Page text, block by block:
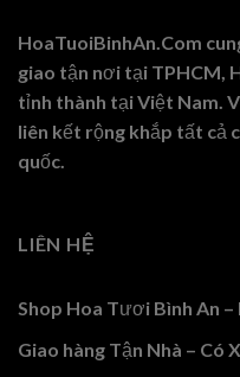
HoaTuoiBinhAn.Com
giao tận nơi tại TPHCM,
tỉnh thành tại Việt Nam.
liên kết rộng khắp tất cả
quốc.
LIÊN HỆ
Shop Hoa Tươi Bình An –
Giao hàng Tận Nhà – Có